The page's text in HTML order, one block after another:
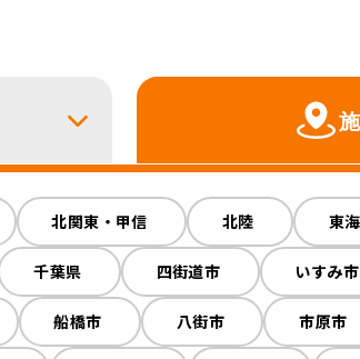
体 内装解体 プチ解体
北関東・甲信 北陸 東海
千葉県 四街道市 いすみ市
船橋市 八街市 市原市